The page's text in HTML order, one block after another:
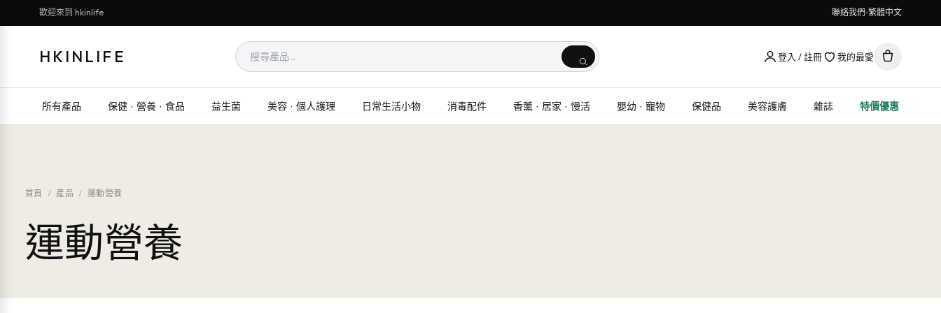
歡迎來到 hkinlife 聯絡我們 繁體中文
HKINLIFE 登入 / 註冊 我的最愛
所有產品 保健 · 營養 · 食品 益生菌 美容 · 個人護理 日常生活小物 消毒配件 香薰 · 居家 · 慢活 嬰幼 · 寵物 保健品 美容護膚 雜誌 特價優惠
首頁 / 產品 / 運動營養
運動營養